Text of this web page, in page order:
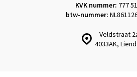
Veldstraat
4033AK,
KVK nummer: 777
btw-nummer: